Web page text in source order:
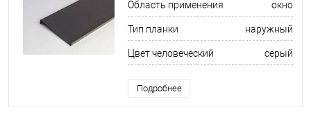
Область применения окно
Тип планки наружный
Цвет человеческий серый
Подробнее